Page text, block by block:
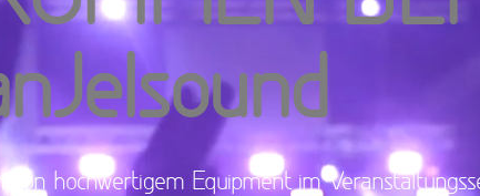
von hochwertigem Equipment im